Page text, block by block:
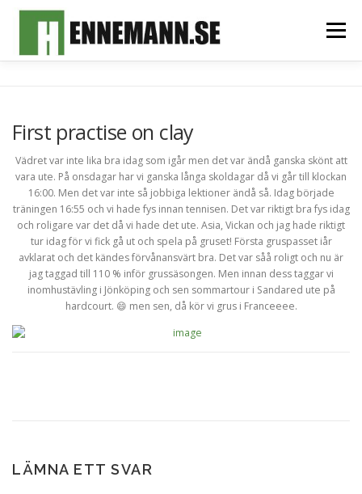
Hoppa
Meny
First practise on clay
Vädret var inte lika bra idag som igår men det var ändå ganska skönt att
vara ute. På onsdagar har vi ganska långa skoldagar då vi går till klockan
16:00. Men det var inte så jobbiga lektioner ändå så. Idag började
träningen 16:55 och vi hade fys innan tennisen. Det var riktigt bra fys idag
och roligare var det då vi hade det ute. Asia, Vickan och jag hade riktigt
tur idag för vi fick gå ut och spela på gruset! Första gruspasset iår
avklarat och det kändes förvånansvärt bra. Det var såå roligt och nu är
jag taggad till 110 % inför grussäsongen. Men innan dess taggar vi
inomhustävling i Jönköping och sen sommartour i Sandared ute på
hardcourt. 😄 men sen, då kör vi grus i Franceeee.
LÄMNA ETT SVAR